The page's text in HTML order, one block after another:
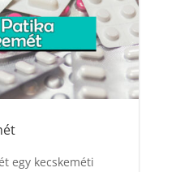
egy kecskeméti